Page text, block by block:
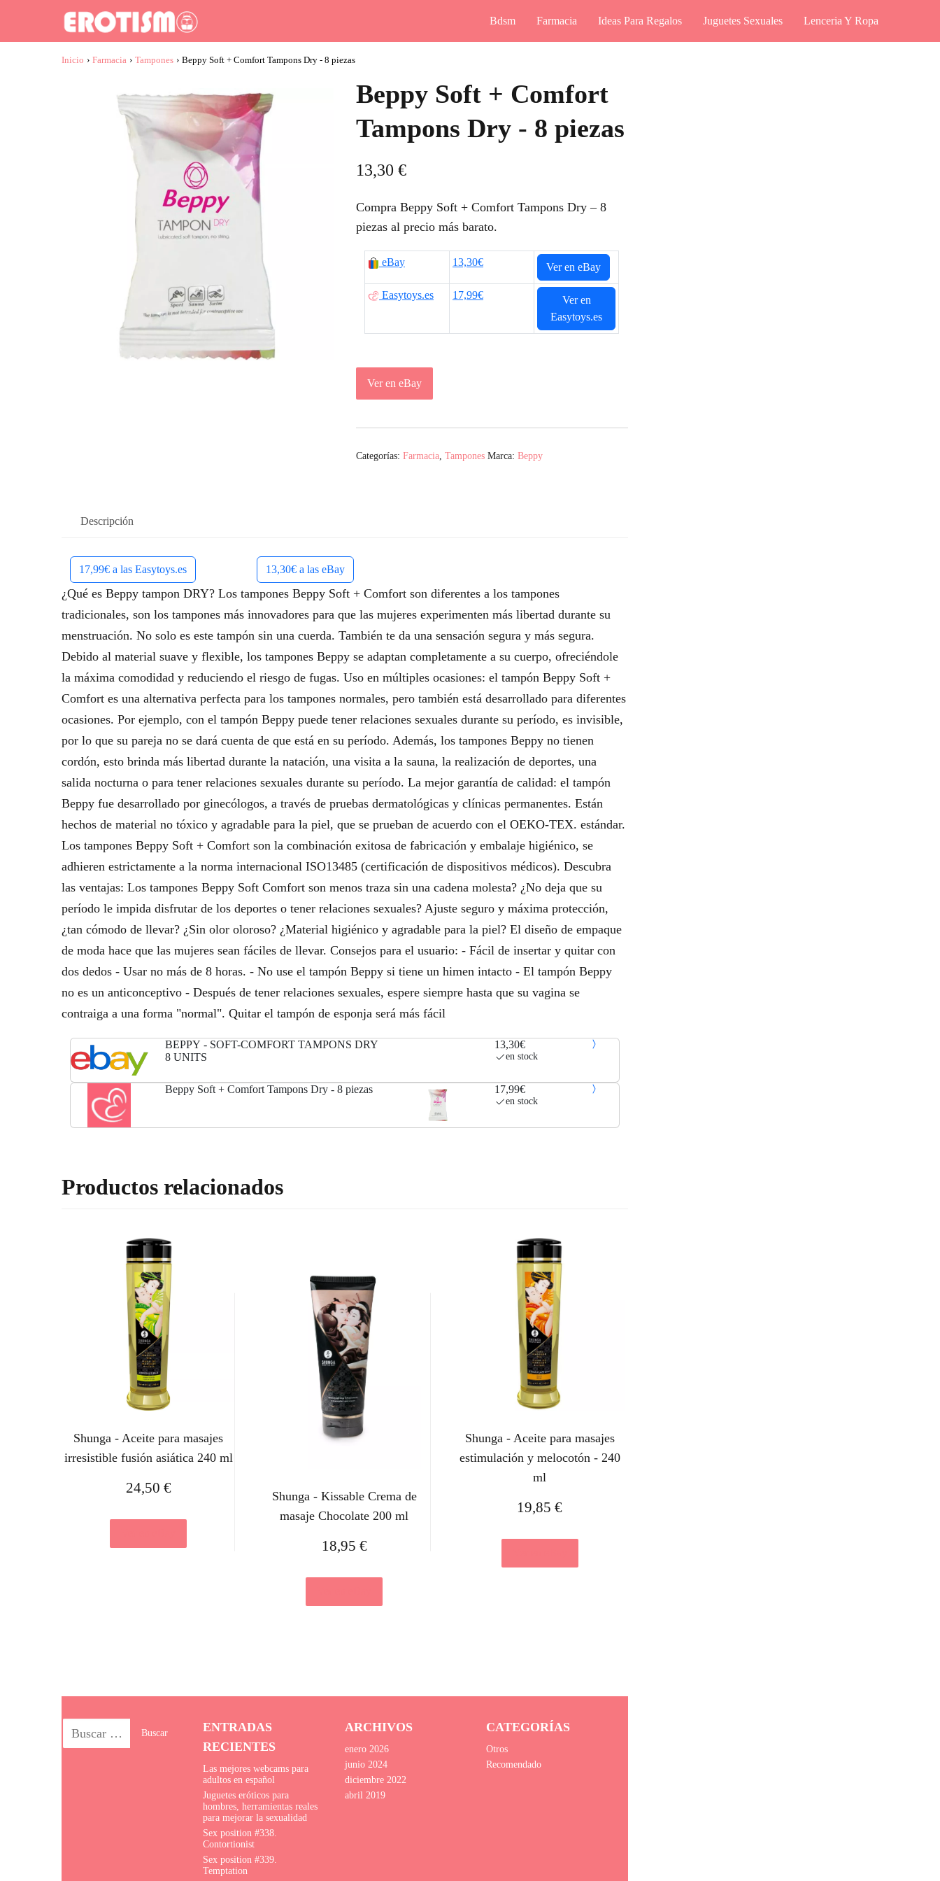
Bdsm Farmacia Ideas Para Regalos Juguetes Sexuales Lenceria Y Ropa
Inicio › Farmacia › Tampones › Beppy Soft + Comfort Tampons Dry - 8 piezas
Beppy Soft + Comfort
Tampons Dry - 8 piezas
13,30 €
Compra Beppy Soft + Comfort Tampons Dry – 8
piezas al precio más barato.
eBay 13,30€ Ver en eBay
Easytoys.es 17,99€
Ver en
Easytoys.es
Ver en eBay
Categorías: Farmacia, Tampones Marca: Beppy
Descripción
17,99€ a las Easytoys.es 13,30€ a las eBay
¿Qué es Beppy tampon DRY? Los tampones Beppy Soft + Comfort son diferentes a los tampones
tradicionales, son los tampones más innovadores para que las mujeres experimenten más libertad durante su
menstruación. No solo es este tampón sin una cuerda. También te da una sensación segura y más segura.
Debido al material suave y flexible, los tampones Beppy se adaptan completamente a su cuerpo, ofreciéndole
la máxima comodidad y reduciendo el riesgo de fugas. Uso en múltiples ocasiones: el tampón Beppy Soft +
Comfort es una alternativa perfecta para los tampones normales, pero también está desarrollado para diferentes
ocasiones. Por ejemplo, con el tampón Beppy puede tener relaciones sexuales durante su período, es invisible,
por lo que su pareja no se dará cuenta de que está en su período. Además, los tampones Beppy no tienen
cordón, esto brinda más libertad durante la natación, una visita a la sauna, la realización de deportes, una
salida nocturna o para tener relaciones sexuales durante su período. La mejor garantía de calidad: el tampón
Beppy fue desarrollado por ginecólogos, a través de pruebas dermatológicas y clínicas permanentes. Están
hechos de material no tóxico y agradable para la piel, que se prueban de acuerdo con el OEKO-TEX. estándar.
Los tampones Beppy Soft + Comfort son la combinación exitosa de fabricación y embalaje higiénico, se
adhieren estrictamente a la norma internacional ISO13485 (certificación de dispositivos médicos). Descubra
las ventajas: Los tampones Beppy Soft Comfort son menos traza sin una cadena molesta? ¿No deja que su
período le impida disfrutar de los deportes o tener relaciones sexuales? Ajuste seguro y máxima protección,
¿tan cómodo de llevar? ¿Sin olor oloroso? ¿Material higiénico y agradable para la piel? El diseño de empaque
de moda hace que las mujeres sean fáciles de llevar. Consejos para el usuario: - Fácil de insertar y quitar con
dos dedos - Usar no más de 8 horas. - No use el tampón Beppy si tiene un himen intacto - El tampón Beppy
no es un anticonceptivo - Después de tener relaciones sexuales, espere siempre hasta que su vagina se
contraiga a una forma "normal". Quitar el tampón de esponja será más fácil
BEPPY - SOFT-COMFORT TAMPONS DRY
8 UNITS
13,30€
en stock
Beppy Soft + Comfort Tampons Dry - 8 piezas 17,99€
en stock
Productos relacionados
Shunga - Aceite para masajes
irresistible fusión asiática 240 ml
24,50 €
Shunga - Kissable Crema de
masaje Chocolate 200 ml
18,95 €
Shunga - Aceite para masajes
estimulación y melocotón - 240
ml
19,85€
ENTRADAS
RECIENTES
Las mejores webcams para
adultos en español
Juguetes eróticos para
hombres, herramientas reales
para mejorar la sexualidad
Sex position #338.
Сontortionist
Sex position #339.
Temptation
ARCHIVOS
enero 2026
junio 2024
diciembre 2022
abril 2019
CATEGORÍAS
Otros
Recomendado